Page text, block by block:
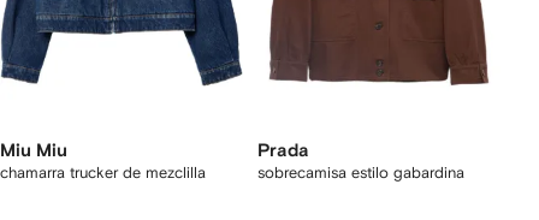
Miu Miu
chamarra trucker de mezclilla
Prada
sobrecamisa estilo gabardina